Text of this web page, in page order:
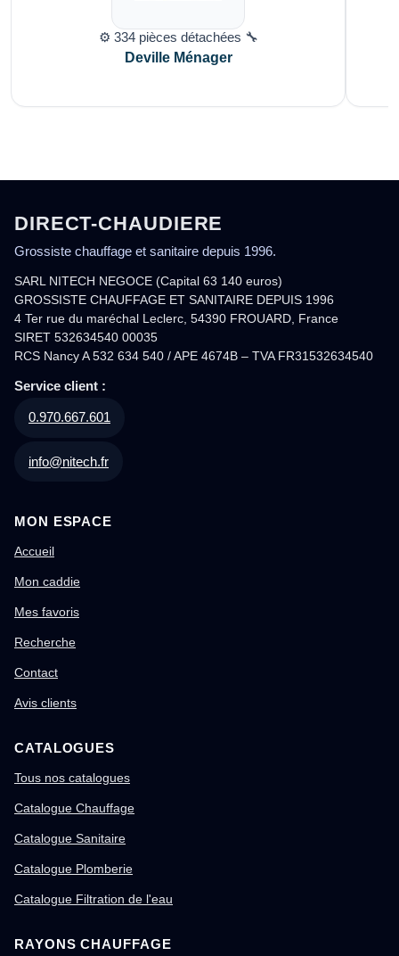
⚙️ 334 pièces détachées 🔧
Deville Ménager
DIRECT-CHAUDIERE
Grossiste chauffage et sanitaire depuis 1996.
SARL NITECH NEGOCE (Capital 63 140 euros)
GROSSISTE CHAUFFAGE ET SANITAIRE DEPUIS 1996
4 Ter rue du maréchal Leclerc, 54390 FROUARD, France
SIRET 532634540 00035
RCS Nancy A 532 634 540 / APE 4674B – TVA FR31532634540
Service client :
0.970.667.601
info@nitech.fr
MON ESPACE
Accueil
Mon caddie
Mes favoris
Recherche
Contact
Avis clients
CATALOGUES
Tous nos catalogues
Catalogue Chauffage
Catalogue Sanitaire
Catalogue Plomberie
Catalogue Filtration de l'eau
RAYONS CHAUFFAGE